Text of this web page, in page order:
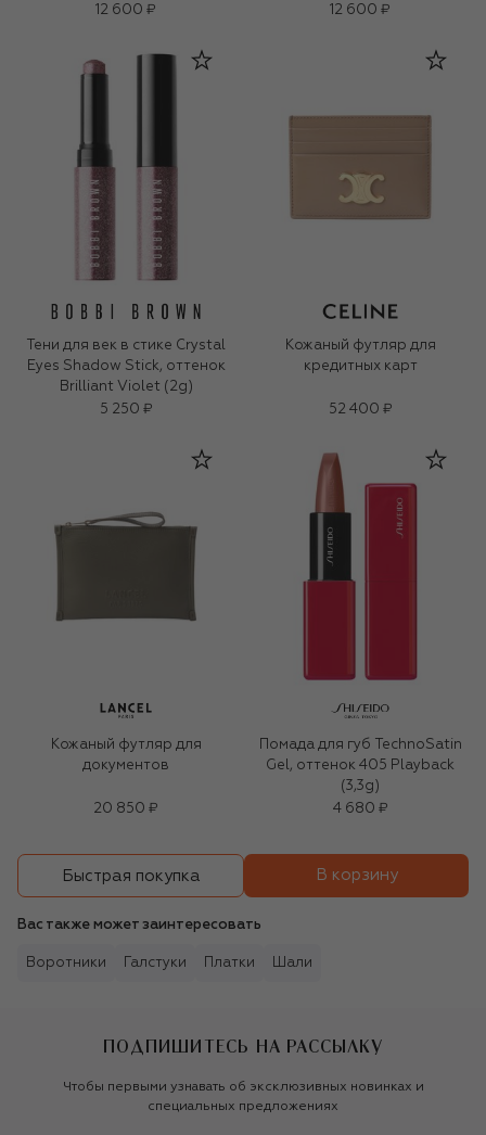
12 600 ₽
12 600 ₽
Тени для век в стике Crystal
Eyes Shadow Stick, оттенок
Brilliant Violet (2g)
5 250 ₽
Кожаный футляр для
кредитных карт
52 400 ₽
Кожаный футляр для
документов
20 850 ₽
Помада для губ TechnoSatin
Gel, оттенок 405 Playback
(3,3g)
4 680 ₽
Быстрая покупка В корзину
Вас также может заинтересовать
Воротники Галстуки Платки Шали
ПОДПИШИТЕСЬ НА РАССЫЛКУ
Чтобы первыми узнавать об эксклюзивных новинках и
специальных предложениях